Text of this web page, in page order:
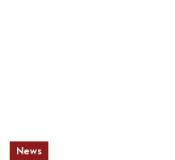
News